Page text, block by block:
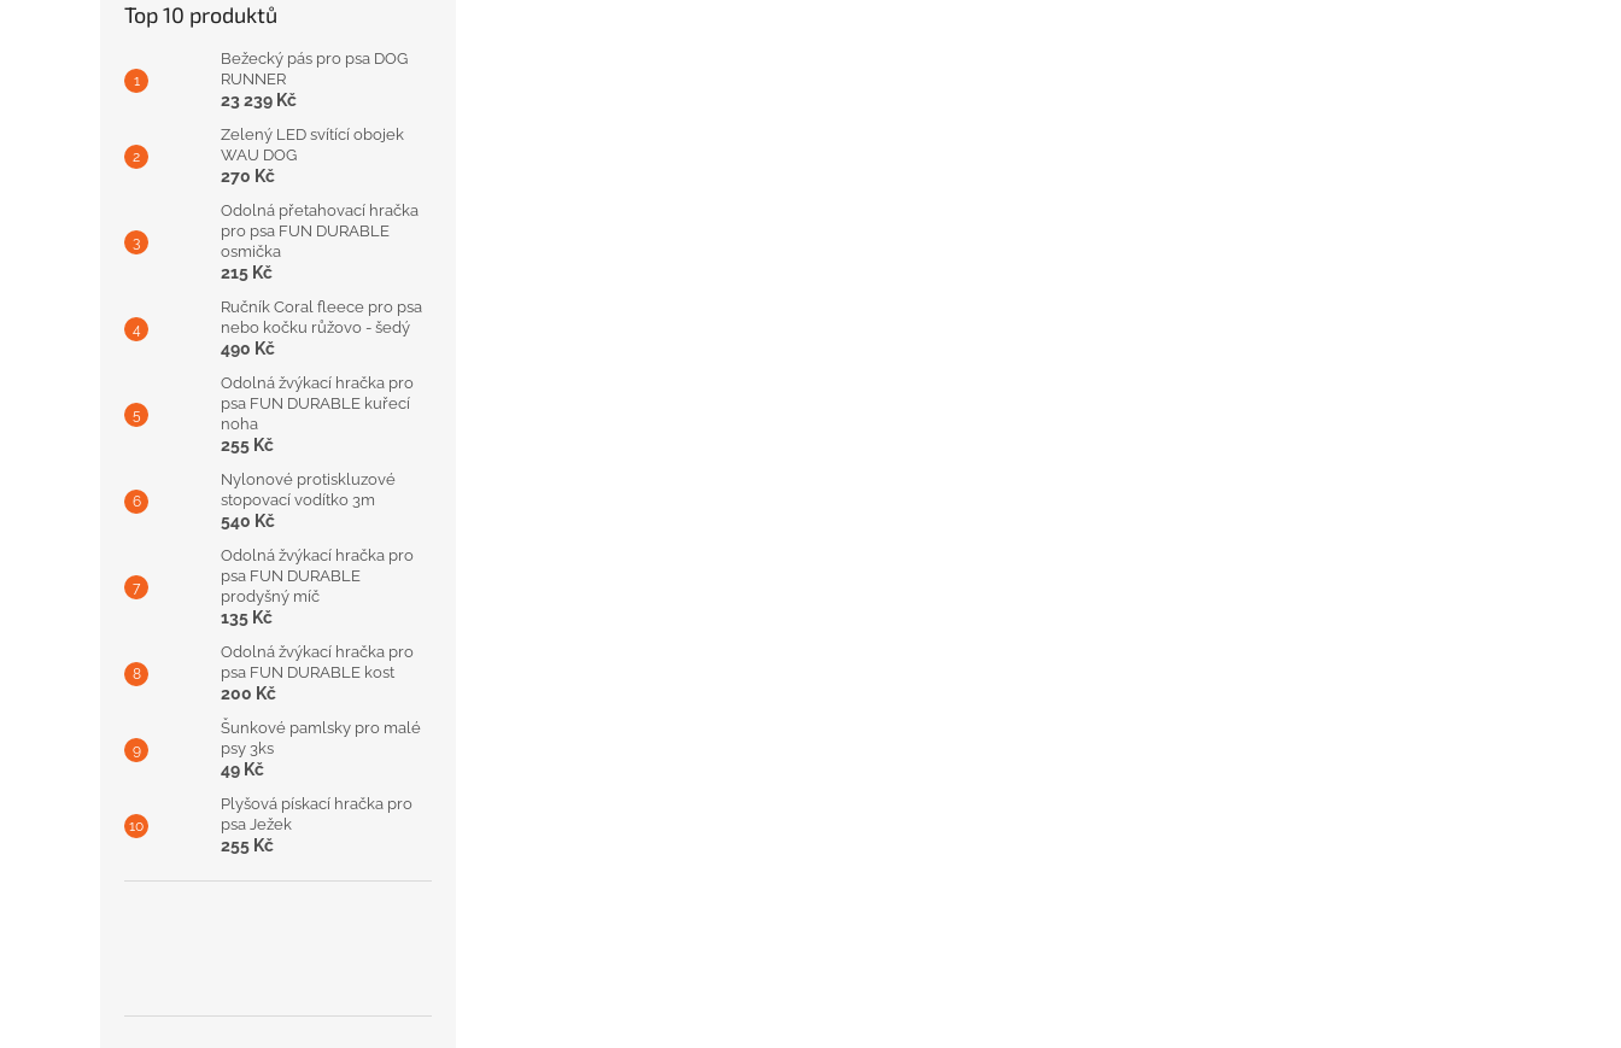
Top 10 produktů
Bežecký pás pro psa DOG
RUNNER
23 239 Kč
Zelený LED svítící obojek
WAU DOG
270 Kč
Odolná přetahovací hračka
pro psa FUN DURABLE
osmička
215 Kč
Ručník Coral fleece pro psa
nebo kočku růžovo - šedý
490 Kč
Odolná žvýkací hračka pro
psa FUN DURABLE kuřecí
noha
255 Kč
Nylonové protiskluzové
stopovací vodítko 3m
540 Kč
Odolná žvýkací hračka pro
psa FUN DURABLE
prodyšný míč
135 Kč
Odolná žvýkací hračka pro
psa FUN DURABLE kost
200 Kč
Šunkové pamlsky pro malé
psy 3ks
49 Kč
Plyšová pískací hračka pro
psa Ježek
255 Kč